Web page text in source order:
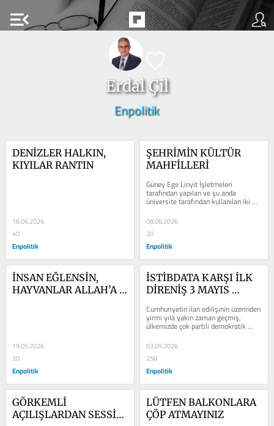
menu_open
Erdal Çil
Enpolitik
DENİZLER HALKIN,
KIYILAR RANTIN
16.06.2026
40
Enpolitik
ŞEHRİMİN KÜLTÜR
MAHFİLLERİ
Güney Ege Linyit İşletmeleri
tarafından yapılan ve şu anda
üniversite tarafından kullanılan iki
Muğla...
08.06.2026
20
Enpolitik
İNSAN EĞLENSİN,
HAYVANLAR ALLAH’A
19.05.2026
20
Enpolitik
İSTİBDATA KARŞI İLK
DİRENİŞ 3 MAYIS
Cumhuriyetin ilan edilişinin üzerinden
yirmi yıla yakın zaman geçmiş,
ülkemizde çok partili demokratik
hayata geçmekte zorlandığımız...
03.05.2026
250
Enpolitik
GÖRKEMLİ
AÇILIŞLARDAN SESSİZ
LÜTFEN BALKONLARA
ÇÖP ATMAYINIZ